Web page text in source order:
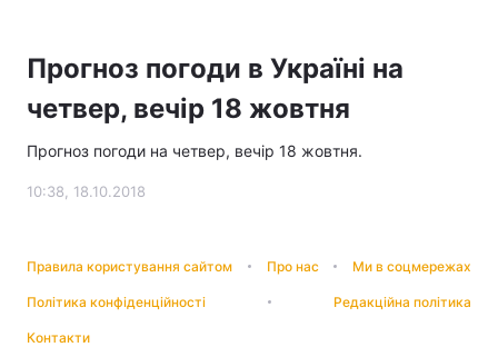
Прогноз погоди в Україні на
четвер, вечір 18 жовтня
Прогноз погоди на четвер, вечір 18 жовтня.
10:38, 18.10.2018
Правила користування сайтом Про нас Ми в соцмережах
Політика конфіденційності Редакційна політика
Контакти